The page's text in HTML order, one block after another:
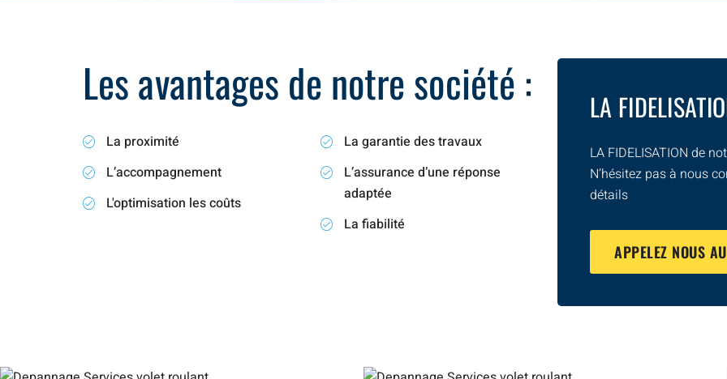
Les avantages de notre société :
La proximité
L’accompagnement
L'optimisation les coûts
La garantie des travaux
L’assurance d’une réponse
adaptée
La fiabilité
LA
LA FIDELISATION de
N’hésitez pas à nous
détails
APPELEZ NOUS AU